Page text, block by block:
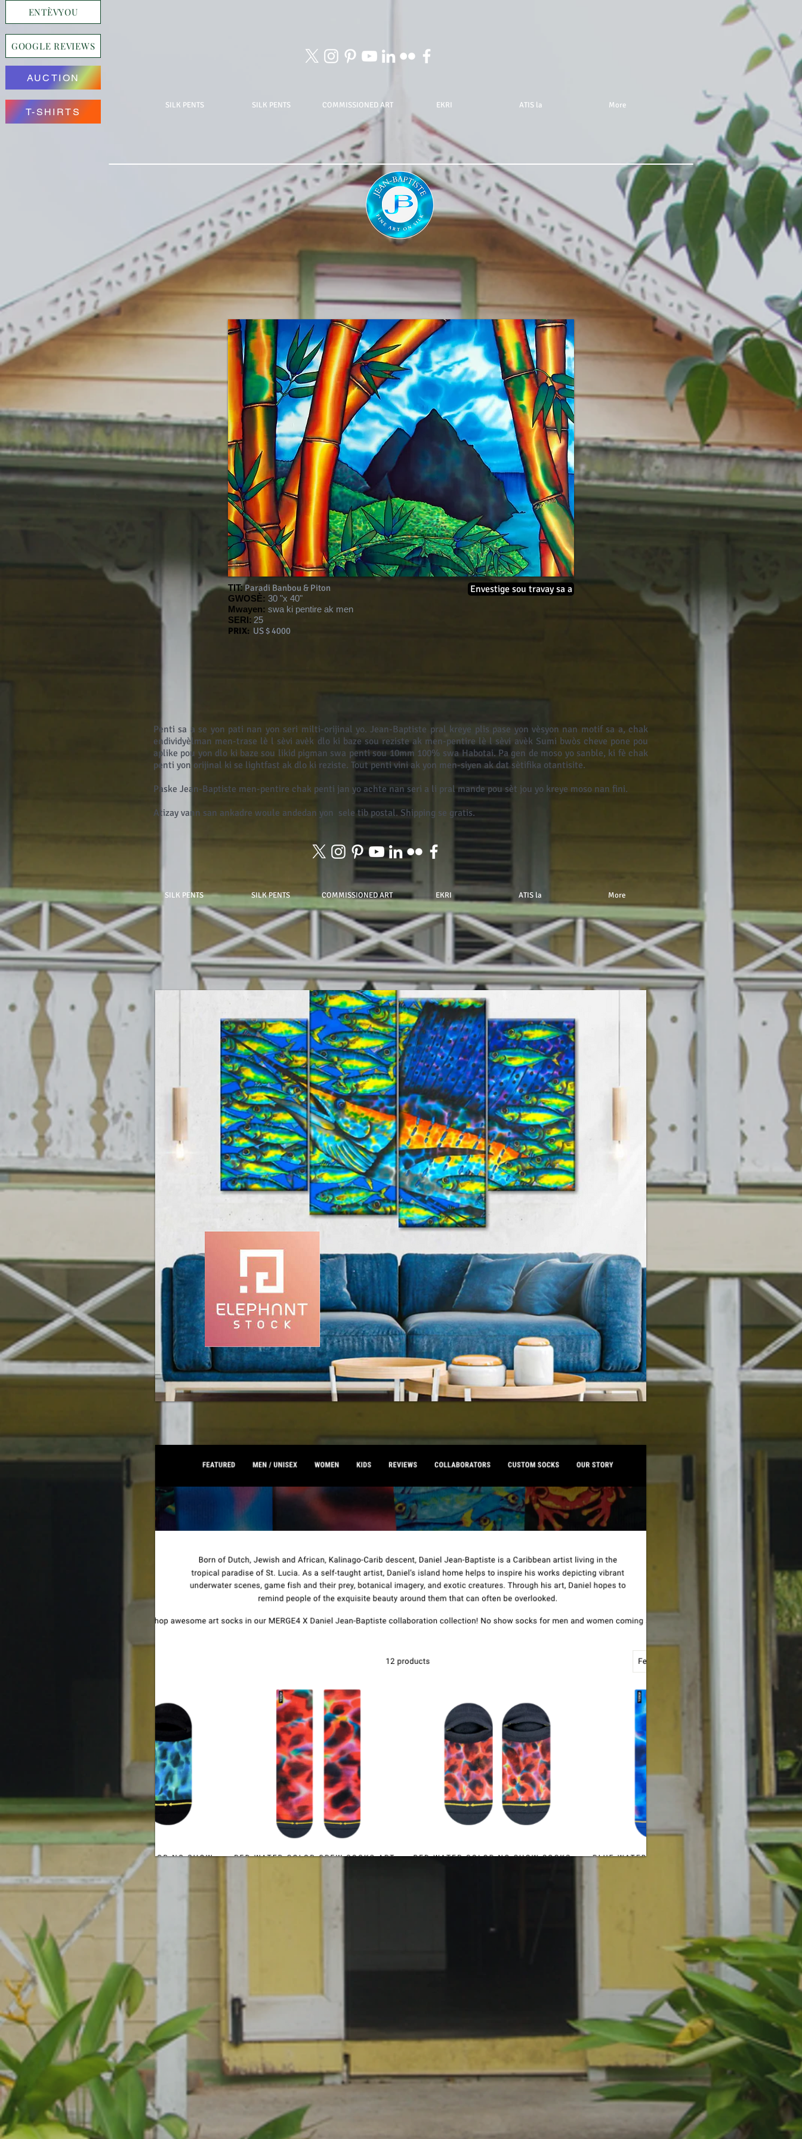
ENTÈVYOU
GOOGLE REVIEWS
AUCTION
T-SHIRTS
SILK PENTS SILK PENTS COMMISSIONED ART EKRI ATIS la More
TIT:Paradi Banbou & Piton
GWOSÈ: 30 "x 40"
Mwayen: swa ki pentire ak men
SERI: 25
PRIX: US $ 4000
Envestige sou travay sa a
Penti sa a se yon pati nan yon seri milti-orijinal yo. Jean-Baptiste pral kreye plis pase yon vèsyon nan motif sa a, chak
endividyèlman men-trase lè l sèvi avèk dlo ki baze sou reziste ak men-pentire lè l sèvi avèk Sumi bwòs cheve pone pou
aplike pou yon dlo ki baze sou likid pigman swa penti sou 10mm 100% swa Habotai. Pa gen de moso yo sanble, ki fè chak
penti yon orijinal ki se lightfast ak dlo ki reziste. Tout penti vini ak yon men-siyen ak dat sètifika otantisite.
Paske Jean-Baptiste men-pentire chak penti jan yo achte nan seri a li pral mande pou sèt jou yo kreye moso nan fini.
Atizay vann san ankadre woule andedan yon sele tib postal. Shipping se gratis.
SILK PENTS SILK PENTS COMMISSIONED ART EKRI ATIS la More